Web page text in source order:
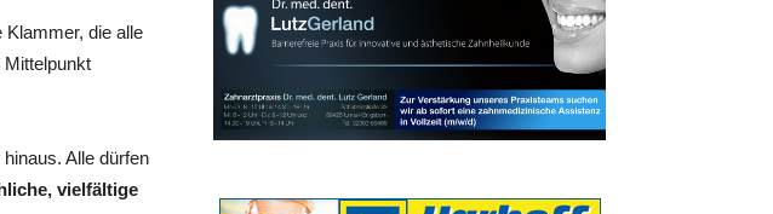
Klammer, die alle
Mittelpunkt
Alle dürfen
vielfältige